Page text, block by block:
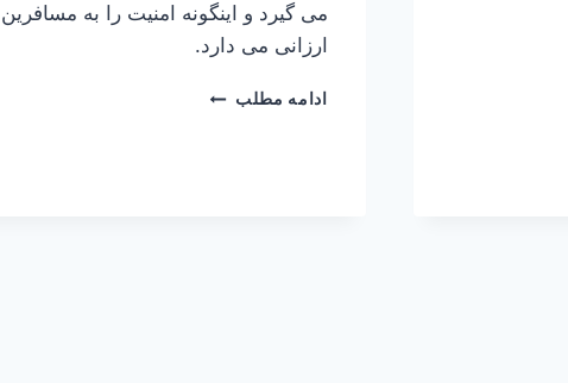
می گیرد و اینگونه امنیت را به مسافرین
ارزانی می دارد.
ادامه مطلب تله